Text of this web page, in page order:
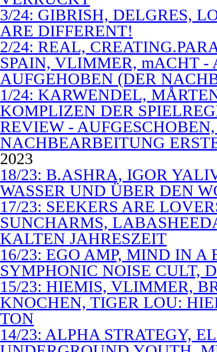
3/24: GIBRISH, DELGRES,
ARE DIFFERENT!
2/24: REAL,
SPAIN, VLIMMER, mACHT -
AUFGEHOBEN (DER
1/24: KARWENDEL,
KOMPLIZEN DER
REVIEW -
NACHBEARBEITUNG
2023
18/23: B.ASHRA, IGOR
WASSER UND ÜBER DEN
17/23: SEEKERS ARE
SUNCHARMS,
KALTEN JAHRESZEIT
16/23: EGO AMP, MIND IN
SYMPHONIC NOISE CULT,
15/23: HIEMIS, VLIMMER,
KNOCHEN, TIGER LOU:
TON
14/23: ALPHA STRATEGY,